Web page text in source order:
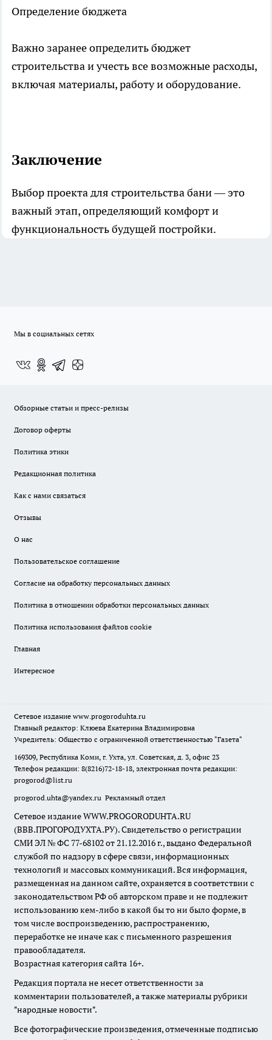
Определение бюджета
Важно заранее определить бюджет
строительства и учесть все возможные расходы,
включая материалы, работу и оборудование.
Заключение
Выбор проекта для строительства бани — это
важный этап, определяющий комфорт и
функциональность будущей постройки.
Мы в социальных сетях
Обзорные статьи и пресс-релизы
Договор оферты
Политика этики
Редакционная политика
Как с нами связаться
Отзывы
О нас
Пользовательское соглашение
Согласие на обработку персональных данных
Политика в отношении обработки персональных данных
Политика использования файлов cookie
Главная
Интересное
Сетевое издание www.progoroduhta.ru
Главный редактор: Клюева Екатерина Владимировна
Учредитель: Общество с ограниченной ответственностью "Газета"
169309, Республика Коми, г. Ухта, ул. Советская, д. 3, офис 23
Телефон редакции: 8(8216)72-18-18, электронная почта редакции:
progorod@list.ru
progorod.uhta@yandex.ru Рекламный отдел
Сетевое издание WWW.PROGORODUHTA.RU
(ВВВ.ПРОГОРОДУХТА.РУ). Свидетельство о регистрации
СМИ ЭЛ № ФС 77-68102 от 21.12.2016 г., выдано Федеральной
службой по надзору в сфере связи, информационных
технологий и массовых коммуникаций. Вся информация,
размещенная на данном сайте, охраняется в соответствии с
законодательством РФ об авторском праве и не подлежит
использованию кем-либо в какой бы то ни было форме, в
том числе воспроизведению, распространению,
переработке не иначе как с письменного разрешения
правообладателя.
Возрастная категория сайта 16+.
Редакция портала не несет ответственности за
комментарии пользователей, а также материалы рубрики
"народные новости".
Все фотографические произведения, отмеченные подписью